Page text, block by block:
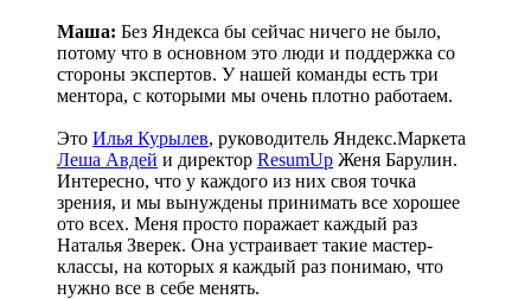
Маша: Без Яндекса бы сейчас ничего не было,
потому что в основном это люди и поддержка со
стороны экспертов. У нашей команды есть три
ментора, с которыми мы очень плотно работаем.
Это Илья Курылев, руководитель Яндекс.Маркета
Леша Авдей и директор ResumUp Женя Барулин.
Интересно, что у каждого из них своя точка
зрения, и мы вынуждены принимать все хорошее
ото всех. Меня просто поражает каждый раз
Наталья Зверек. Она устраивает такие мастер-
классы, на которых я каждый раз понимаю, что
нужно все в себе менять.